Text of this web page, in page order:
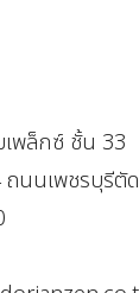
เพล็กซ์ ชั้น 33
นเพชรบุรีตัด